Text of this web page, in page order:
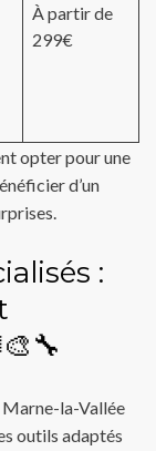
À partir de
299€
opter pour une
d’un
:
la-Vallée
outils adaptés